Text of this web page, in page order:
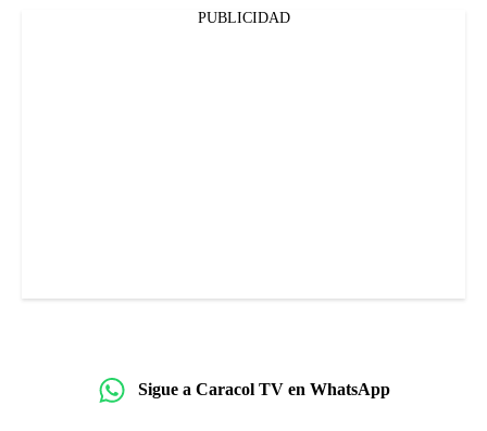
PUBLICIDAD
Sigue a Caracol TV en WhatsApp